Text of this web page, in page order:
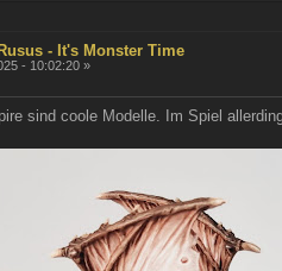
- It's Monster Time
- 10:02:20 »
sind coole Modelle. Im Spiel